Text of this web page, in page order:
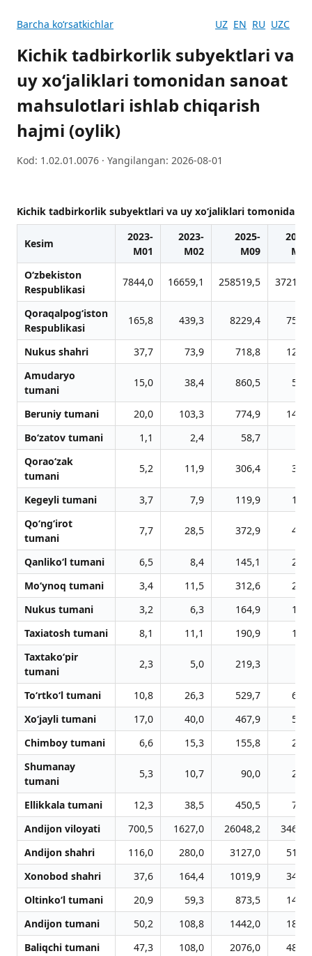
Barcha koʻrsatkichlar UZ EN RU UZC
Kichik tadbirkorlik subyektlari va
uy xo‘jaliklari tomonidan sanoat
mahsulotlari ishlab chiqarish
hajmi (oylik)
Kod: 1.02.01.0076 · Yangilangan: 2026-08-01
Kichik tadbirkorlik subyektlari va uy xo‘jaliklari tomonidan
Kesim
2023-
M01
2023-
M02
2025-
M09
2023-
M03
O‘zbekiston
Respublikasi
7844,0 16659,1 258519,5 37219,5
Qoraqalpog‘iston
Respublikasi
165,8 439,3 8229,4 758,5
Nukus shahri 37,7 73,9 718,8
122,4
Amudaryo
tumani
15,0 38,4 860,5 58,8
Beruniy tumani 20,0 103,3 774,9
142,0
Bo‘zatov tumani
1,1 2,4 58,7
Qorao‘zak
tumani
5,2 11,9 306,4 37,8
Kegeyli tumani 3,7 7,9 119,9
15,5
Qo‘ng‘irot
tumani
7,7 28,5 372,9 44,0
Qanliko‘l tumani 6,5 8,4 145,1
21,8
Mo‘ynoq tumani
3,4 11,5 312,6
24,7
Nukus tumani
3,2 6,3 164,9
10,8
Taxiatosh tumani
8,1 11,1 190,9
18,1
Taxtako‘pir
tumani
2,3 5,0 219,3
To‘rtko‘l tumani 10,8 26,3 529,7
62,6
Xo‘jayli tumani
17,0 40,0 467,9
57,8
Chimboy tumani
6,6 15,3 155,8
28,6
Shumanay
tumani
5,3 10,7 90,0 20,8
Ellikkala tumani 12,3 38,5 450,5
76,3
Andijon viloyati
700,5 1627,0 26048,2
3468,8
Andijon shahri
116,0 280,0 3127,0
514,1
Xonobod shahri
37,6 164,4 1019,9
344,8
Oltinko‘l tumani
20,9 59,3 873,5
142,4
Andijon tumani
50,2 108,8 1442,0
183,5
Baliqchi tumani
47,3 108,0 2076,0
480,9